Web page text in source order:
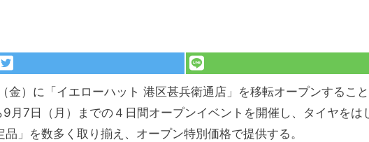
）に「イエローハット 港区甚兵衛通店」を移転オープンすること
月7日（月）までの４日間オープンイベントを開催し、タイヤをは
」を数多く取り揃え、オープン特別価格で提供する。